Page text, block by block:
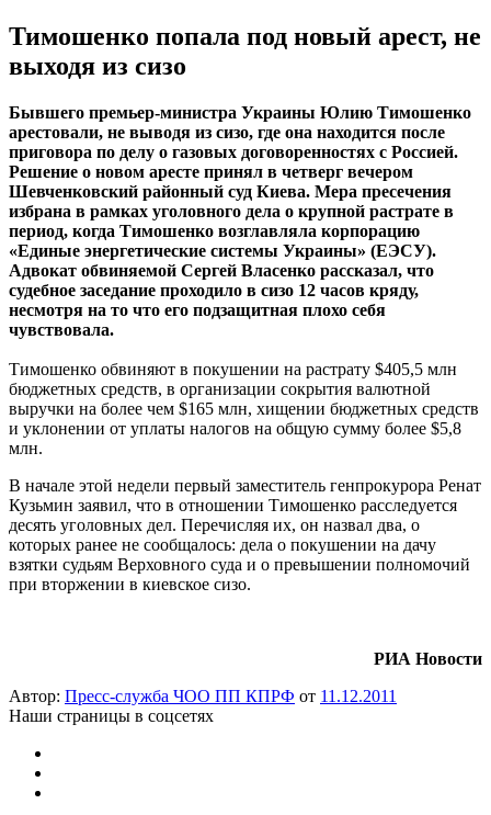
Тимошенко попала под новый арест, не
выходя из сизо
Бывшего премьер-министра Украины Юлию Тимошенко
арестовали, не выводя из сизо, где она находится после
приговора по делу о газовых договоренностях с Россией.
Решение о новом аресте принял в четверг вечером
Шевченковский районный суд Киева. Мера пресечения
избрана в рамках уголовного дела о крупной растрате в
период, когда Тимошенко возглавляла корпорацию
«Единые энергетические системы Украины» (ЕЭСУ).
Адвокат обвиняемой Сергей Власенко рассказал, что
судебное заседание проходило в сизо 12 часов кряду,
несмотря на то что его подзащитная плохо себя
чувствовала.
Тимошенко обвиняют в покушении на растрату $405,5 млн
бюджетных средств, в организации сокрытия валютной
выручки на более чем $165 млн, хищении бюджетных средств
и уклонении от уплаты налогов на общую сумму более $5,8
млн.
В начале этой недели первый заместитель генпрокурора Ренат
Кузьмин заявил, что в отношении Тимошенко расследуется
десять уголовных дел. Перечисляя их, он назвал два, о
которых ранее не сообщалось: дела о покушении на дачу
взятки судьям Верховного суда и о превышении полномочий
при вторжении в киевское сизо.
РИА Новости
Автор: Пресс-служба ЧОО ПП КПРФ от 11.12.2011
Наши страницы в соцсетях